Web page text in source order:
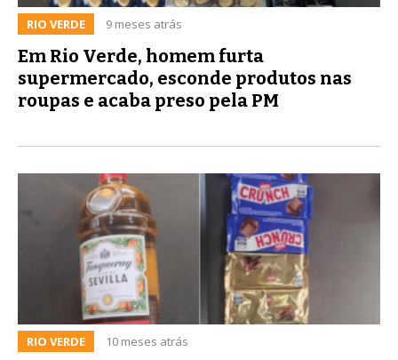
RIO VERDE 9 meses atrás
Em Rio Verde, homem furta
supermercado, esconde produtos nas
roupas e acaba preso pela PM
RIO VERDE 10 meses atrás